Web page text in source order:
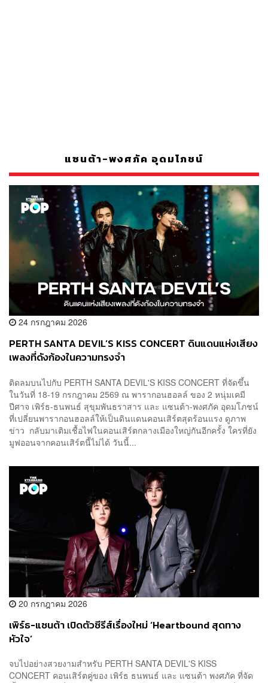
แซนต้า-พงศภัค อุดมโภชน์
24 กรกฎาคม 2026
PERTH SANTA DEVIL’S KISS CONCERT ดินแดนแห่งเสียง
เพลงที่ดังก้องในความทรงจำ
ติดลมบนไปกับ PERTH SANTA DEVIL'S KISS CONCERT ที่จัดขึ้น
ในวันที่ 18-19 กรกฎาคม 2569 ณ พารากอนฮอลล์ ของ 2 หนุ่มเคมี
ปีศาจ เพิร์ธ-ธนพนธ์ สุขุมพันธราสาร และ แซนต้า-พงศภัค อุดมโภชน์
ที่เปลี่ยนพารากอนฮอลล์ให้เป็นดินแดนคอนเสิร์ตสุดร้อนแรง ดูภาพ
ข่าว กลับมาเติมเชื้อไฟในคอนเสิร์ตกลางเมืองใหญ่กันอีกครั้ง ใครที่ยัง
มูฟออนจากคอนเสิร์ตนี้ไม่ได้ วันนี้...
20 กรกฎาคม 2026
เพิร์ธ-แซนต้า เปิดตัวซีรีส์เรื่องใหม่ ‘Heartbound สุดทาง
หัวใจ’
จบไปอย่างสวยงามสำหรับ PERTH SANTA DEVIL'S KISS
CONCERT คอนเสิร์ตคู่ของ เพิร์ธ ธนพนธ์ และ แซนต้า พงศภัค ที่จัด